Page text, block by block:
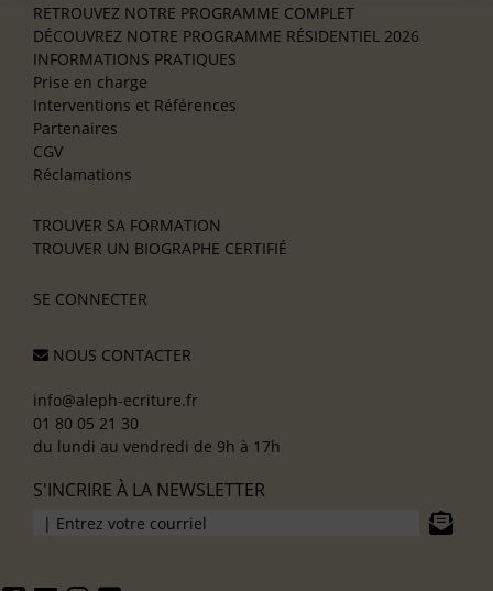
RETROUVEZ NOTRE PROGRAMME COMPLET
DÉCOUVREZ NOTRE PROGRAMME RÉSIDENTIEL 2026
INFORMATIONS PRATIQUES
Prise en charge
Interventions et Références
Partenaires
CGV
Réclamations
TROUVER SA FORMATION
TROUVER UN BIOGRAPHE CERTIFIÉ
SE CONNECTER
NOUS CONTACTER
info@aleph-ecriture.fr
01 80 05 21 30
du lundi au vendredi de 9h à 17h
S'INCRIRE À LA NEWSLETTER